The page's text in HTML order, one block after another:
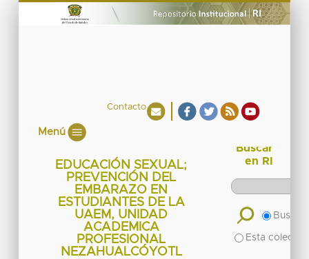
Contacto
Menú
EDUCACIÓN SEXUAL;
PREVENCIÓN DEL
EMBARAZO EN
ESTUDIANTES DE LA
UAEM, UNIDAD
ACADEMICA
PROFESIONAL
NEZAHUALCÓYOTL
Buscar
en RI
Buscar
Esta